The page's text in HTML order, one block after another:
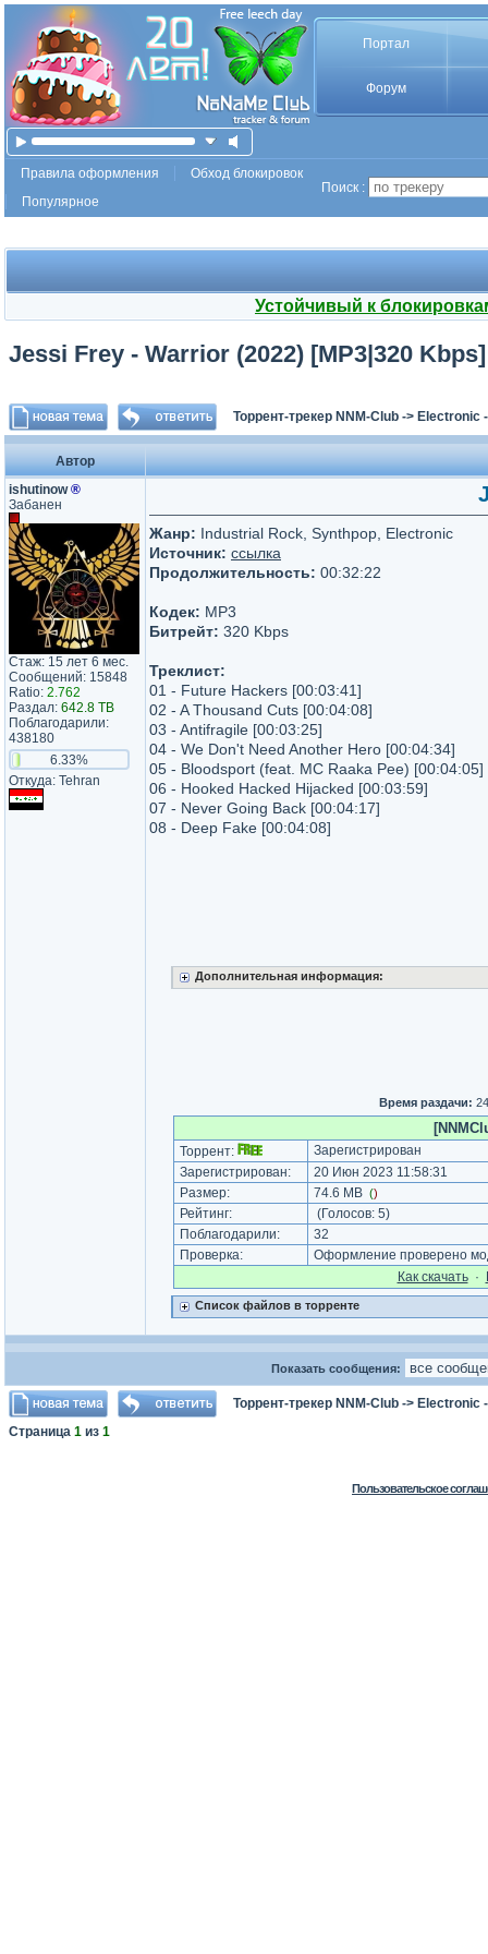
Портал
Форум
Правила оформления
Обход блокировок
Популярное
Поиск :
Устойчивый к
Jessi Frey - Warrior (2022) [MP3|320
Торрент-трекер NNM-Club -> Electronic
Автор
ishutinow®
Забанен
Стаж: 15 лет 6 мес.
Сообщений: 15848
Ratio: 2.762
Раздал: 642.8 TB
Поблагодарили:
438180
6.33%
Откуда: Tehran
Жанр: Industrial Rock, Synthpop, Electronic
Источник: ссылка
Продолжительность: 00:32:22
Кодек: MP3
Битрейт: 320 Kbps
Треклист:
01 - Future Hackers [00:03:41]
02 - A Thousand Cuts [00:04:08]
03 - Antifragile [00:03:25]
04 - We Don't Need Another Hero [00:04:34]
05 - Bloodsport (feat. MC Raaka Pee) [00:04:05]
06 - Hooked Hacked Hijacked [00:03:59]
07 - Never Going Back [00:04:17]
08 - Deep Fake [00:04:08]
Дополнительная информация:
Время раздачи:
Торрент:
Зарегистрирован
Зарегистрирован:
20 Июн 2023 11:58:31
Размер:
74.6 MB ()
Рейтинг: (Голосов: 5)
Поблагодарили:
32
Проверка:
Оформление проверено
Как cкачать·
Список файлов в торренте
Показать сообщения:
Торрент-трекер NNM-Club -> Electronic
Страница 1 из 1
Пользовательское